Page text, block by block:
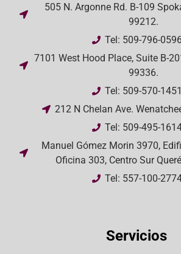
505 N. Argonne Rd. B-109
99212.
Tel: 509-796-
7101 West Hood Place, Suite B-
99336.
Tel: 509-570-1451
212 N Chelan Ave.
Tel: 509-495-
Manuel Gómez Morin 3970,
Oficina 303, Centro Sur
Tel: 557-100-
Servicios